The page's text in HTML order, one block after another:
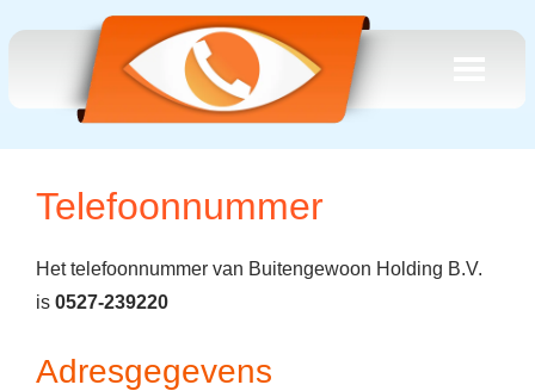
Telefoonnummer
Het telefoonnummer van Buitengewoon Holding B.V.
is 0527-239220
Adresgegevens